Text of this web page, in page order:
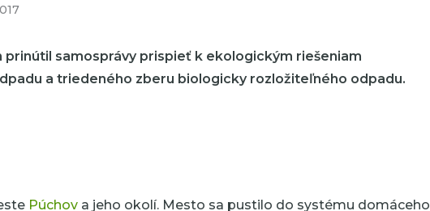
prinútil samosprávy prispieť k ekologickým riešeniam
a triedeného zberu biologicky rozložiteľného odpadu.
Púchov a jeho okolí. Mesto sa pustilo do systému domáceho